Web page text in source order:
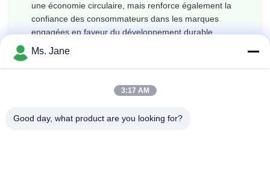
une économie circulaire, mais renforce également la
confiance des consommateurs dans les marques
engagées en faveur du développement durable,
démontrant que l'innovation et la gestion de
transparente dans l'emballage de vente au détail.
Ms. Jane
3:17 AM
Good day, what product are you looking for?